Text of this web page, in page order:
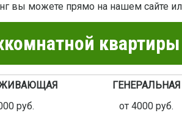
вы можете прямо на нашем сайте
ГЕНЕРАЛЬНАЯ
руб.
от 4000 руб.